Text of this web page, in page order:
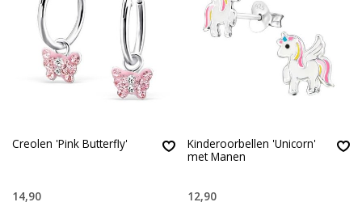
Creolen 'Pink Butterfly'
14,90
Kinderoorbellen 'Unicorn'
met Manen
12,90